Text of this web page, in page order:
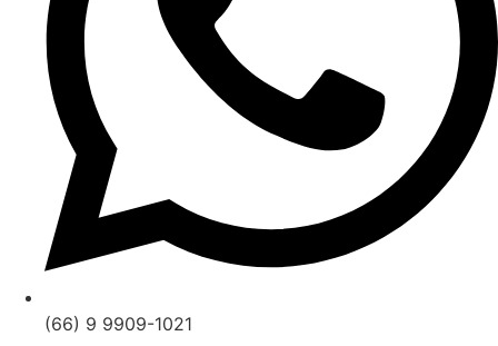
(66) 9 9909-1021